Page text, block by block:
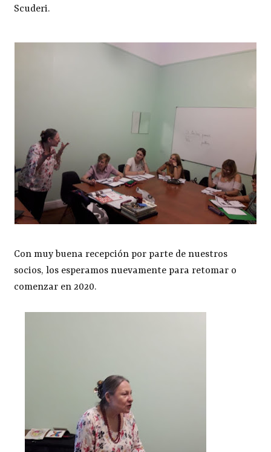
Scuderi.
Con muy buena recepción por parte de nuestros
socios, los esperamos nuevamente para retomar o
comenzar en 2020.